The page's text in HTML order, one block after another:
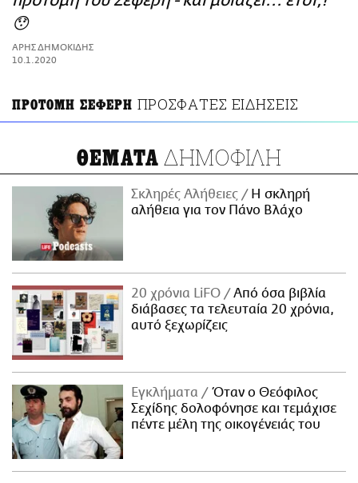
ΑΜΠΑ
PRINT
😯
ΑΡΗΣ ΔΗΜΟΚΙΔΗΣ
10.1.2020
ΠΡΟΤΟΜΗ ΣΕΦΕΡΗ ΠΡΟΣΦΑΤΕΣ ΕΙΔΗΣΕΙΣ
ΘΕΜΑΤΑ ΔΗΜΟΦΙΛΗ
Σκληρές Αλήθειες
H σκληρή
αλήθεια για τον Πάνο Βλάχο
20 χρόνια LiFO
Από όσα βιβλία
διάβασες τα τελευταία 20 χρόνια,
αυτό ξεχωρίζεις
Εγκλήματα
Όταν ο Θεόφιλος
Σεχίδης δολοφόνησε και τεμάχισε
πέντε μέλη της οικογένειάς του